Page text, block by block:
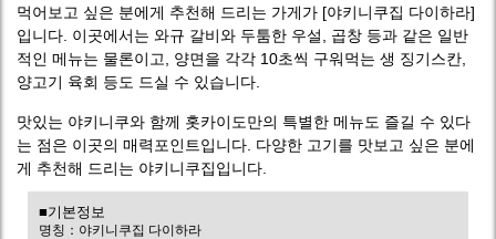
먹어보고 싶은 분에게 추천해 드리는 가게가 [야키니쿠집 다이하라]
입니다. 이곳에서는 와규 갈비와 두툼한 우설, 곱창 등과 같은 일반
적인 메뉴는 물론이고, 양면을 각각 10초씩 구워먹는 생 징기스칸,
양고기 육회 등도 드실 수 있습니다.
맛있는 야키니쿠와 함께 홋카이도만의 특별한 메뉴도 즐길 수 있다
는 점은 이곳의 매력포인트입니다. 다양한 고기를 맛보고 싶은 분에
게 추천해 드리는 야키니쿠집입니다.
■기본정보
명칭：야키니쿠집 다이하라